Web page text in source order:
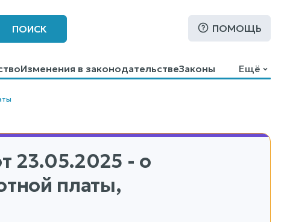
ПОИСК ПОМОЩЬ
Изменения в законодательствеЗаконы
Ещё
23.05.2025 - о
платы,